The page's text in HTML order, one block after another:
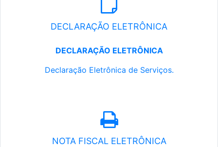
DECLARAÇÃO ELETRÔNICA
DECLARAÇÃO ELETRÔNICA
Declaração Eletrônica de Serviços.
NOTA FISCAL ELETRÔNICA